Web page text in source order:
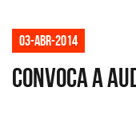
03-abr-2014
CONVOCA A